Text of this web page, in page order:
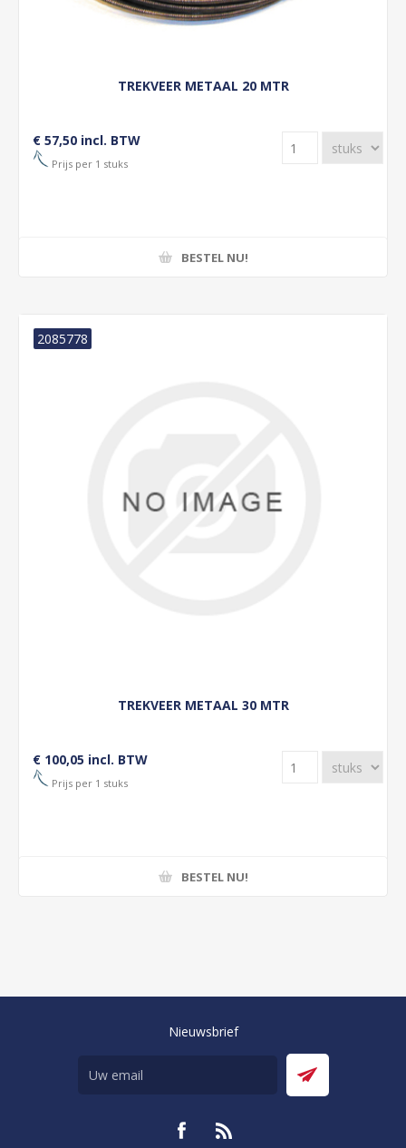
TREKVEER METAAL 20 MTR
€ 57,50 incl. BTW
Prijs per 1 stuks
BESTEL NU!
TREKVEER METAAL 30 MTR
2085778
€ 100,05 incl. BTW
Prijs per 1 stuks
BESTEL NU!
Nieuwsbrief